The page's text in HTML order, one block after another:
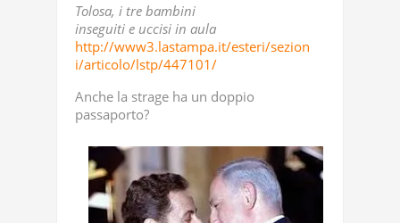
Tolosa, i tre bambini
inseguiti e uccisi in aula
http://www3.lastampa.it/esteri/sezion
i/articolo/lstp/447101/
Anche la strage ha un doppio
passaporto?